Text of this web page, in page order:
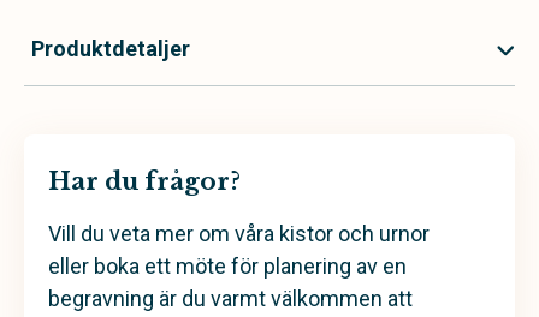
Produktdetaljer
Har du frågor?
Vill du veta mer om våra kistor och urnor
eller boka ett möte för planering av en
begravning är du varmt välkommen att